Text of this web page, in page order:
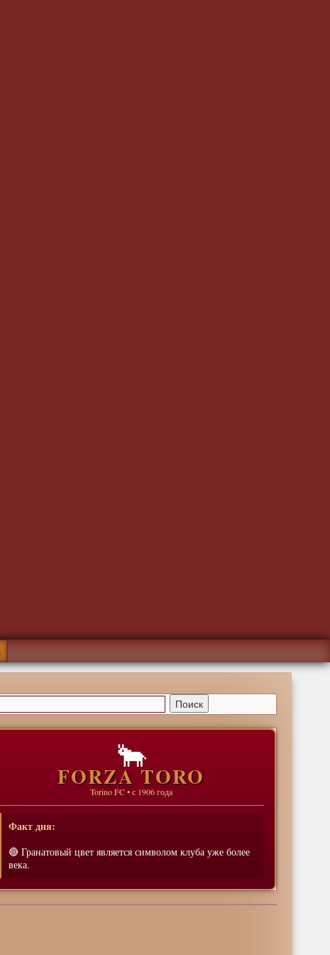
🐂
FORZA TORO
Torino FC • с 1906 года
Факт дня:
🔴 Гранатовый цвет является символом клуба уже более
века.